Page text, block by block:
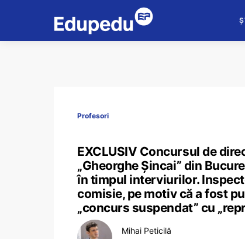
Profesori
EXCLUSIV Concursul de
„Gheorghe Șincai” din
în timpul interviurilor.
comisie, pe motiv că a fost
„concurs suspendat” cu
Mihai Peticilă